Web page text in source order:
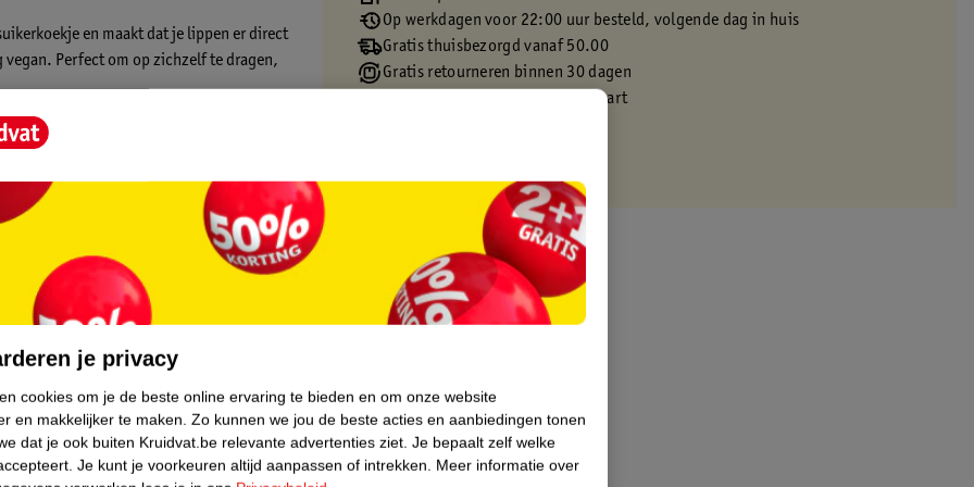
en maakt dat je lippen er direct
Perfect om op zichzelf te dragen,
Op werkdagen voor 22:00 uur besteld, volgende dag in huis
Gratis thuisbezorgd vanaf 50.00
Gratis retourneren binnen 30 dagen
Gratis punten met je Kruidvat kaart
je privacy
cookies om je de beste online ervaring te bieden en om onze website
en makkelijker te maken. Zo kunnen we jou de beste acties en aanbiedingen tonen
dat je ook buiten Kruidvat.be relevante advertenties ziet. Je bepaalt zelf welke
Je kunt je voorkeuren altijd aanpassen of intrekken. Meer informatie over